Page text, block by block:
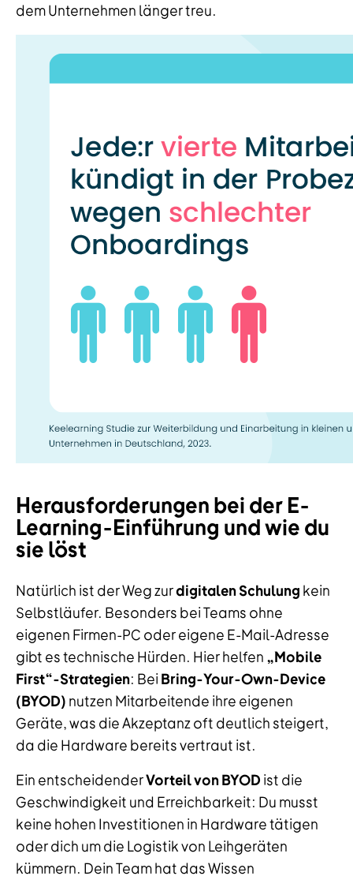
dem Unternehmen länger treu.
Herausforderungen bei der E-
Learning-Einführung und wie du
sie löst
Natürlich ist der Weg zurdigitalen Schulung kein
Selbstläufer. Besonders bei Teams ohne
eigenen Firmen-PC oder eigene E-Mail-Adresse
gibt es technische Hürden. Hier helfen „Mobile
First“-Strategien: Bei Bring-Your-Own-Device
(BYOD) nutzen Mitarbeitende ihre eigenen
Geräte, was die Akzeptanz oft deutlich steigert,
da die Hardware bereits vertraut ist.
Ein entscheidenderVorteil von BYOD ist die
Geschwindigkeit und Erreichbarkeit: Du musst
keine hohen Investitionen in Hardware tätigen
oder dich um die Logistik von Leihgeräten
kümmern. Dein Team hat das Wissen